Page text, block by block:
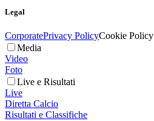
Legal
CorporatePrivacy PolicyCookie Policy
Media
Video
Foto
Live e Risultati
Live
Diretta Calcio
Risultati e Classifiche